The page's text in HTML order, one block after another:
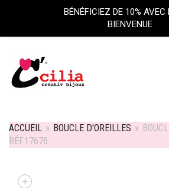
ACCUEIL » BOUCLE D'OREILLES »
RÉF.17676
+
BÉNÉFICIEZ DE 10% AVEC
BIENVENUE